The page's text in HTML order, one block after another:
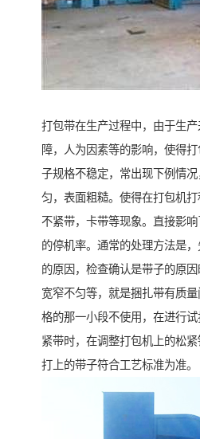
打包带在生产过程中，由于生
障，人为因素等的影响，使得
子规格不稳定，常出现下例情
匀，表面粗糙。使得在打包机
不紧带，卡带等现象。直接影
的停机率。通常的处理方法是
的原因，检查确认是带子的原因
宽窄不匀等，就是捆扎带有质
格的那一小段不使用，在进行
紧带时，在调整打包机上的松
打上的带子符合工艺标准为准。